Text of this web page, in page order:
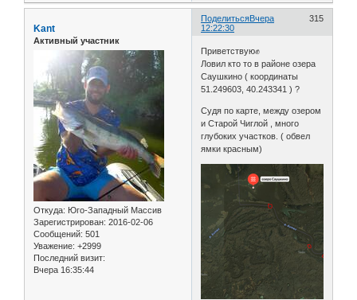
Поделиться 315
Вчера
12:22:30
Kant
Активный участник
Откуда: Юго-Западный Массив
Зарегистрирован: 2016-02-06
Сообщений: 501
Уважение: +2999
Последний визит:
Вчера 16:35:44
Приветствую✊
Ловил кто то в районе озера
Саушкино ( координаты
51.249603, 40.243341 ) ?
Судя по карте, между озером
и Старой Чиглой , много
глубоких участков. ( обвел
ямки красным)